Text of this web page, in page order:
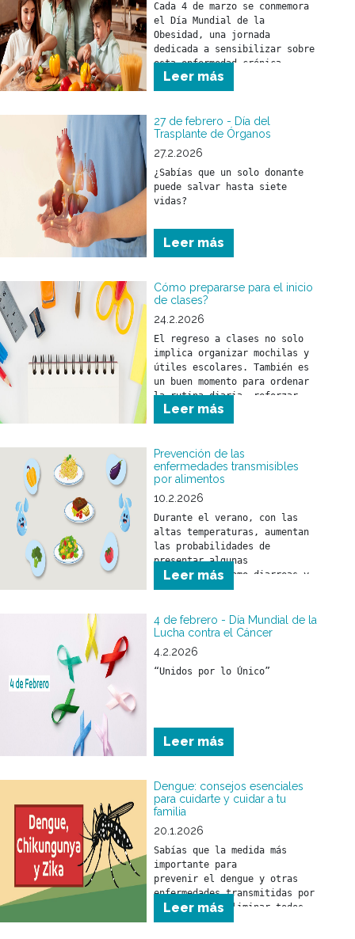
Cada 4 de marzo se conmemora
el Día Mundial de la
Obesidad, una jornada
dedicada a sensibilizar sobre
esta enfermedad crónica,
compleja y creciente que
afecta a cientos de millones
Leer más
27 de febrero - Día del
Trasplante de Órganos
27.2.2026
¿Sabías que un solo donante
puede salvar hasta siete
vidas?
Leer más
Cómo prepararse para el inicio
de clases?
24.2.2026
El regreso a clases no solo
implica organizar mochilas y
útiles escolares. También es
un buen momento para ordenar
la rutina diaria, reforzar
hábitos saludables y realizar
los controles de salud
Leer más
Prevención de las
enfermedades transmisibles
por alimentos
10.2.2026
Durante el verano, con las
altas temperaturas, aumentan
las probabilidades de
presentar algunas
enfermedades como diarreas y
el SUH (Síndrome urémico
prevenibles con medidas
sencillas como:
Leer más
4 de febrero - Día Mundial de la
Lucha contra el Cáncer
4.2.2026
“Unidos por lo Único”
Leer más
Dengue: consejos esenciales
para cuidarte y cuidar a tu
familia
20.1.2026
Sabías que la medida más
importante para
prevenir el dengue y otras
enfermedades transmitidas por
mosquitos es eliminar todos
los objetos o recipientes que
Leer más